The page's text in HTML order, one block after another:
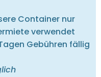
Container nur
verwendet
Gebühren fällig